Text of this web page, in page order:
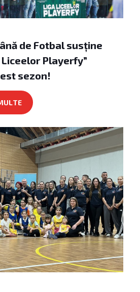
de Fotbal susține
Playerfy”
sezon!